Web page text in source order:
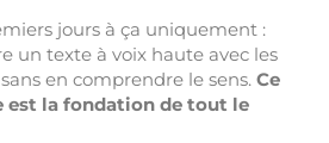
jours à ça uniquement :
un texte à voix haute avec les
en comprendre le sens. Ce
est la fondation de tout le